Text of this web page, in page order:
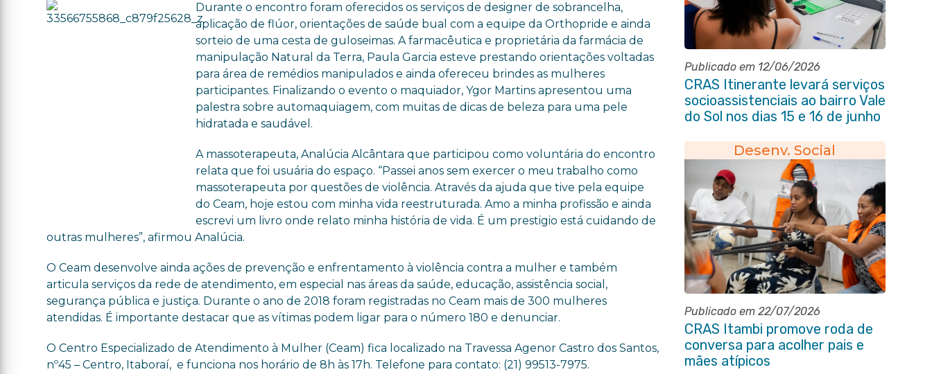
Durante o encontro foram oferecidos os serviços de designer de sobrancelha,
aplicação de flúor, orientações de saúde bual com a equipe da Orthopride e ainda
sorteio de uma cesta de guloseimas. A farmacêutica e proprietária da farmácia de
manipulação Natural da Terra, Paula Garcia esteve prestando orientações voltadas
para área de remédios manipulados e ainda ofereceu brindes as mulheres
participantes. Finalizando o evento o maquiador, Ygor Martins apresentou uma
palestra sobre automaquiagem, com muitas de dicas de beleza para uma pele
hidratada e saudável.
A massoterapeuta, Analúcia Alcântara que participou como voluntária do encontro
relata que foi usuária do espaço. “Passei anos sem exercer o meu trabalho como
massoterapeuta por questões de violência. Através da ajuda que tive pela equipe
do Ceam, hoje estou com minha vida reestruturada. Amo a minha profissão e ainda
escrevi um livro onde relato minha história de vida. É um prestigio está cuidando de
outras mulheres”, afirmou Analúcia.
O Ceam desenvolve ainda ações de prevenção e enfrentamento à violência contra a mulher e também
articula serviços da rede de atendimento, em especial nas áreas da saúde, educação, assistência social,
segurança pública e justiça. Durante o ano de 2018 foram registradas no Ceam mais de 300 mulheres
atendidas. É importante destacar que as vítimas podem ligar para o número 180 e denunciar.
O Centro Especializado de Atendimento à Mulher (Ceam) fica localizado na Travessa Agenor Castro dos Santos,
nº45 – Centro, Itaboraí, e funciona nos horário de 8h às 17h. Telefone para contato: (21) 99513-7975.
Publicado em 12/06/2026
CRAS Itinerante levará serviços
socioassistenciais ao bairro Vale
do Sol nos dias 15 e 16 de junho
Desenv. Social
Publicado em 22/07/2026
CRAS Itambi promove roda de
conversa para acolher pais e
mães atípicos